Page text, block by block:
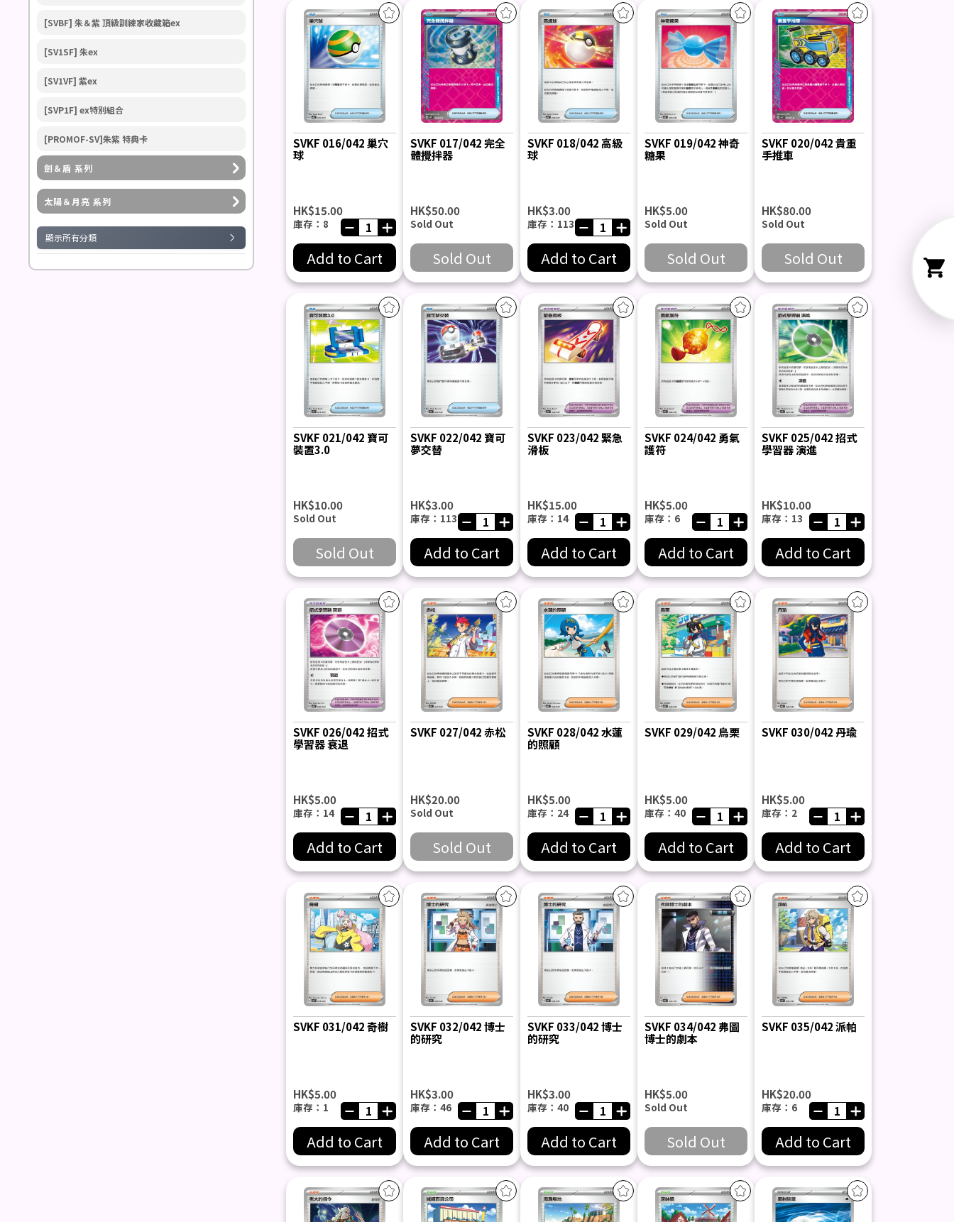
[SVBF] 朱＆紫 頂級訓練家收藏箱ex
[SV1SF] 朱ex
[SV1VF] 紫ex
[SVP1F] ex特別組合
[PROMOF-SV]朱紫 特典卡
劍＆盾 系列
太陽＆月亮 系列
顯示所有分類
SVKF 016/042 巢穴
球
HK$15.00
庫存：8
Add to Cart
SVKF 017/042 完全
體攪拌器
HK$50.00
Sold Out
Sold Out
SVKF 018/042 高級
球
HK$3.00
庫存：113
Add to Cart
SVKF 019/042 神奇
糖果
HK$5.00
Sold Out
Sold Out
SVKF 020/042 貴重
手推車
HK$80.00
Sold Out
Sold Out
SVKF 021/042 寶可
裝置3.0
HK$10.00
Sold Out
Sold Out
SVKF 022/042 寶可
夢交替
HK$3.00
庫存：113
Add to Cart
SVKF 023/042 緊急
滑板
HK$15.00
庫存：14
Add to Cart
SVKF 024/042 勇氣
護符
HK$5.00
庫存：6
Add to Cart
SVKF 025/042 招式
學習器 演進
HK$10.00
庫存：13
Add to Cart
SVKF 026/042 招式
學習器 ‌衰退
HK$5.00
庫存：14
Add to Cart
SVKF 027/042 赤松
HK$20.00
Sold Out
Sold Out
SVKF 028/042 水蓮
的照顧
HK$5.00
庫存：24
Add to Cart
SVKF 029/042 烏栗
HK$5.00
庫存：40
Add to Cart
SVKF 030/042 丹瑜
HK$5.00
庫存：2
Add to Cart
SVKF 031/042 奇樹
HK$5.00
庫存：1
Add to Cart
SVKF 032/042 博士
的研究
HK$3.00
庫存：46
Add to Cart
SVKF 033/042 博士
的研究
HK$3.00
庫存：40
Add to Cart
SVKF 034/042 弗圖
博士的劇本
HK$5.00
Sold Out
Sold Out
SVKF 035/042 派帕
HK$20.00
庫存：6
Add to Cart